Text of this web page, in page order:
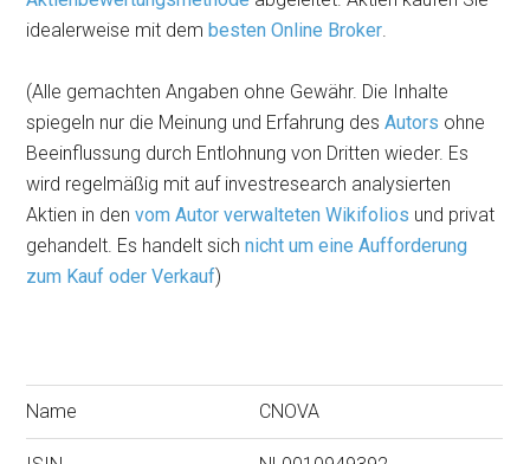
idealerweise mit dembesten Online Broker.
(Alle gemachten Angaben ohne Gewähr. Die Inhalte
spiegeln nur die Meinung und Erfahrung desAutors ohne
Beeinflussung durch Entlohnung von Dritten wieder. Es
wird regelmäßig mit auf investresearch analysierten
Aktien in denvom Autor verwalteten Wikifolios und privat
gehandelt. Es handelt sichnicht um eine Aufforderung
zum Kauf oder Verkauf)
Name CNOVA